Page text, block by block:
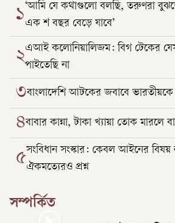
১‘আমি যে কথাগুলো বলছি, তরুণরা
এক শ বছর বেড়ে যাবে’
২এআই কলোনিয়ালিজম: বিগ টেকের
পাইতেছি না
৩বাংলাদেশি আটকের জবাবে ভারতীয়কে
৪বাবার কান্না, টাকা খ্যায়া তোক মারলে
৫সংবিধান সংস্কার: কেবল আইনের
ঐকমত্যেরও প্রশ্ন
সম্পর্কিত